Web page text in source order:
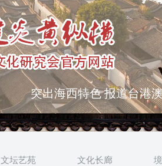
突出海西特色 报道台港
弘扬优秀文化 振奋民族
文坛艺苑 文化长廊